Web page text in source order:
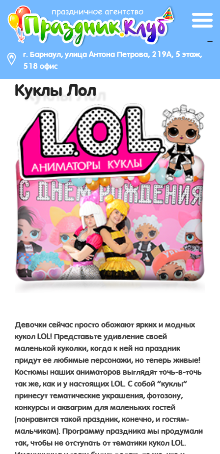
г. Барнаул, улица Антона Петрова, 219А, 5 этаж,
518 офис
_
Куклы Лол
Девочки сейчас просто обожают ярких и модных
кукол LOL! Представьте удивление своей
маленькой куколки, когда к ней на праздник
придут ее любимые персонажи, но теперь живые!
Костюмы наших аниматоров выглядят точь-в-точь
так же, как и у настоящих LOL. С собой “куклы”
принесут тематические украшения, фотозону,
конкурсы и аквагрим для маленьких гостей
(понравится такой праздник, конечно, и гостям-
мальчикам). Программу праздника мы продумали
так, чтобы не отступать от тематики кукол LOL.